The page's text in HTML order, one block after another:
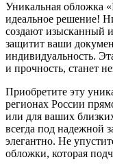
Уникальная обложка
идеальное решение!
создают изысканный
защитит ваши
индивидуальность.
и прочность, станет
Приобретите эту
регионах России
или для ваших
всегда под надежной
элегантно. Не
обложки, которая